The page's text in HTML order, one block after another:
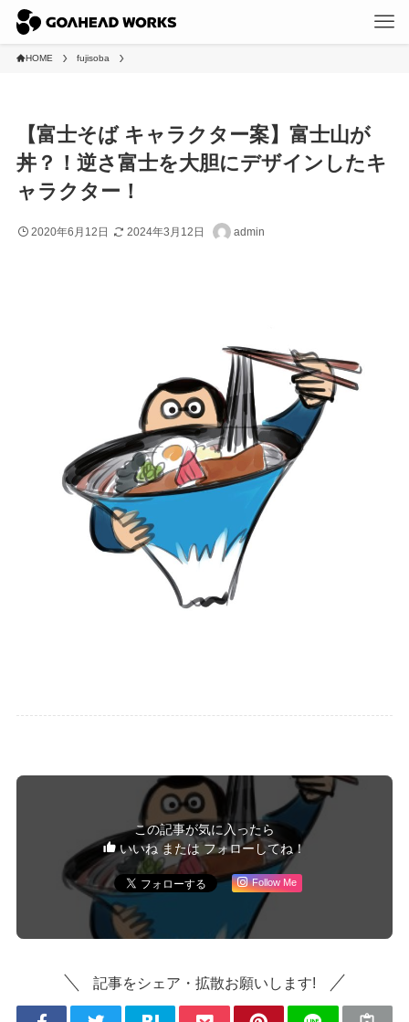
HOME fujisoba
【富士そば キャラクター案】富士山が
丼？！逆さ富士を大胆にデザインしたキ
ャラクター！
2020年6月12日 2024年3月12日 admin
この記事が気に入ったら
いいね または フォローしてね！
Follow Me
記事をシェア・拡散お願いします!